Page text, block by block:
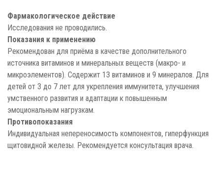
Фармакологическое действие
Исследования не проводились.
Показания к применению
Рекомендован для приёма в качестве дополнительного
источника витаминов и минеральных веществ (макро- и
микроэлементов). Содержит 13 витаминов и 9 минералов. Для
детей от 3 до 7 лет для укрепления иммунитета, улучшения
умственного развития и адаптации к повышенным
эмоциональным нагрузкам.
Противопоказания
Индивидуальная непереносимость компонентов, гиперфункция
щитовидной железы. Рекомендуется консультация врача.